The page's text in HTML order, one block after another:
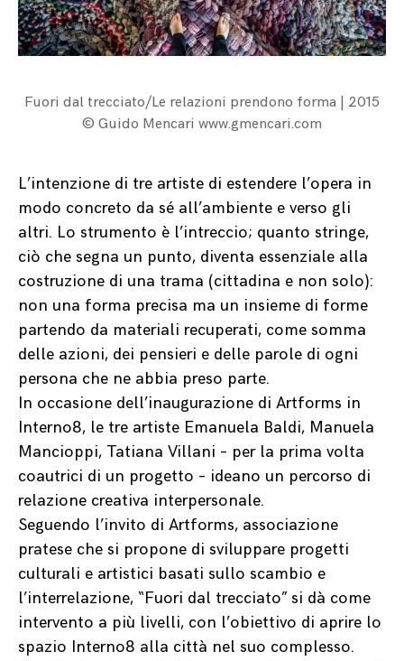
Fuori dal trecciato/Le relazioni prendono forma | 2015
© Guido Mencari www.gmencari.com
L’intenzione di tre artiste di estendere l’opera in
modo concreto da sé all’ambiente e verso gli
altri. Lo strumento è l’intreccio; quanto stringe,
ciò che segna un punto, diventa essenziale alla
costruzione di una trama (cittadina e non solo):
non una forma precisa ma un insieme di forme
partendo da materiali recuperati, come somma
delle azioni, dei pensieri e delle parole di ogni
persona che ne abbia preso parte.
In occasione dell’inaugurazione di Artforms in
Interno8, le tre artiste Emanuela Baldi, Manuela
Mancioppi, Tatiana Villani – per la prima volta
coautrici di un progetto – ideano un percorso di
relazione creativa interpersonale.
Seguendo l’invito di Artforms, associazione
pratese che si propone di sviluppare progetti
culturali e artistici basati sullo scambio e
l’interrelazione, “Fuori dal trecciato” si dà come
intervento a più livelli, con l’obiettivo di aprire lo
spazio Interno8 alla città nel suo complesso.